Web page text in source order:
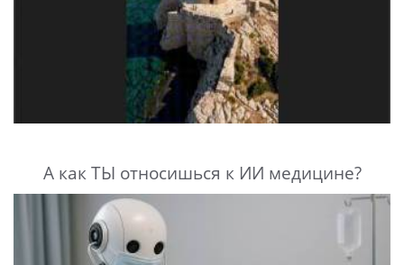
А как ТЫ относишься к ИИ медицине?